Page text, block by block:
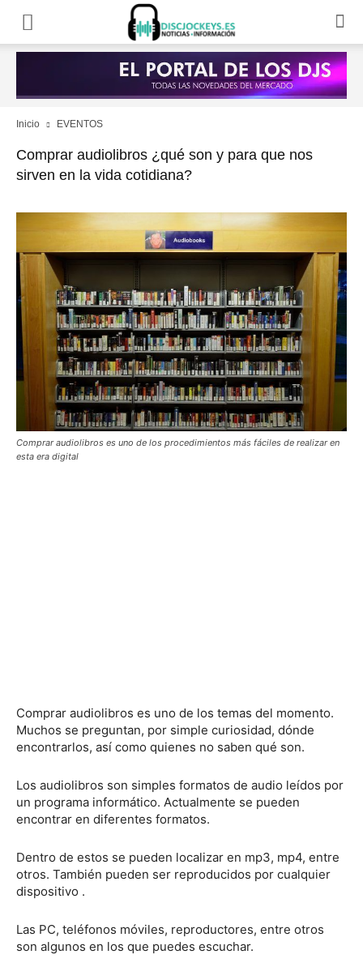
Inicio EVENTOS
Comprar audiolibros ¿qué son y para que nos
sirven en la vida cotidiana?
Comprar audiolibros es uno de los procedimientos más fáciles de realizar en
esta era digital
Comprar audiolibros es uno de los temas del momento.
Muchos se preguntan, por simple curiosidad, dónde
encontrarlos, así como quienes no saben qué son.
Los audiolibros son simples formatos de audio leídos por
un programa informático. Actualmente se pueden
encontrar en diferentes formatos.
Dentro de estos se pueden localizar en mp3, mp4, entre
otros. También pueden ser reproducidos por cualquier
dispositivo .
Las PC, teléfonos móviles, reproductores, entre otros
son algunos en los que puedes escuchar.